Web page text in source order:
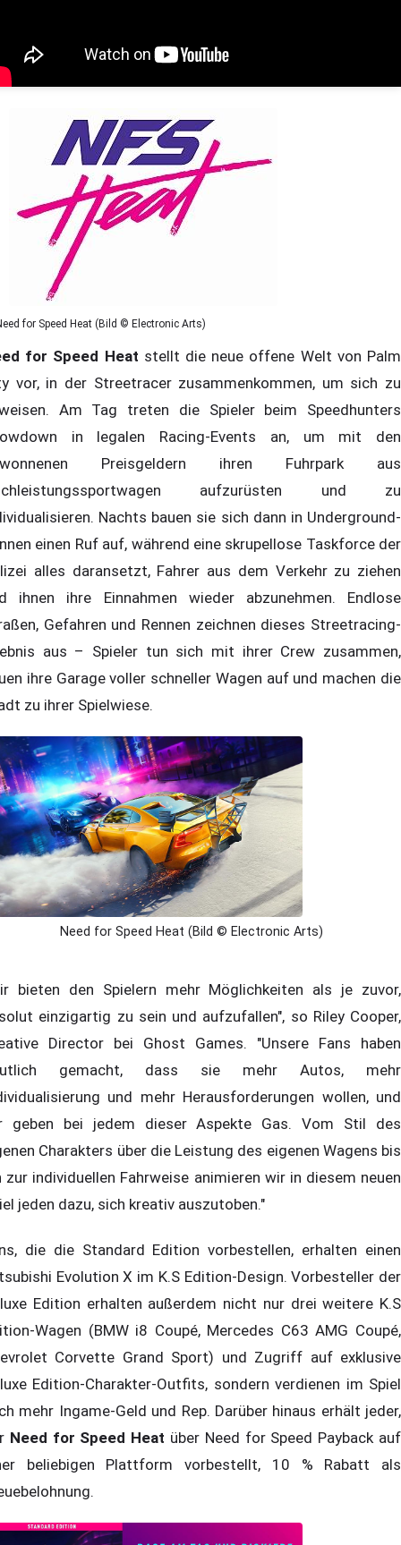
for Speed Heat (Bild © Electronic Arts)
for Speed Heat stellt die neue offene Welt von Palm
vor, in der Streetracer zusammenkommen, um sich zu
Am Tag treten die Spieler beim Speedhunters
in legalen Racing-Events an, um mit den
Preisgeldern ihren Fuhrpark aus
aufzurüsten und zu
Nachts bauen sie sich dann in Underground-
einen Ruf auf, während eine skrupellose Taskforce der
alles daransetzt, Fahrer aus dem Verkehr zu ziehen
ihnen ihre Einnahmen wieder abzunehmen. Endlose
Gefahren und Rennen zeichnen dieses Streetracing-
aus – Spieler tun sich mit ihrer Crew zusammen,
ihre Garage voller schneller Wagen auf und machen die
zu ihrer Spielwiese.
Need for Speed Heat (Bild © Electronic Arts)
bieten den Spielern mehr Möglichkeiten als je zuvor,
einzigartig zu sein und aufzufallen", so Riley Cooper,
Director bei Ghost Games. "Unsere Fans haben
gemacht, dass sie mehr Autos, mehr
und mehr Herausforderungen wollen, und
geben bei jedem dieser Aspekte Gas. Vom Stil des
Charakters über die Leistung des eigenen Wagens bis
zur individuellen Fahrweise animieren wir in diesem neuen
jeden dazu, sich kreativ auszutoben."
die die Standard Edition vorbestellen, erhalten einen
Evolution X im K.S Edition-Design. Vorbesteller der
Edition erhalten außerdem nicht nur drei weitere K.S
Wagen (BMW i8 Coupé, Mercedes C63 AMG Coupé,
Corvette Grand Sport) und Zugriff auf exklusive
Edition-Charakter-Outfits, sondern verdienen im Spiel
mehr Ingame-Geld und Rep. Darüber hinaus erhält jeder,
Need for Speed Heat über Need for Speed Payback auf
beliebigen Plattform vorbestellt, 10 % Rabatt als